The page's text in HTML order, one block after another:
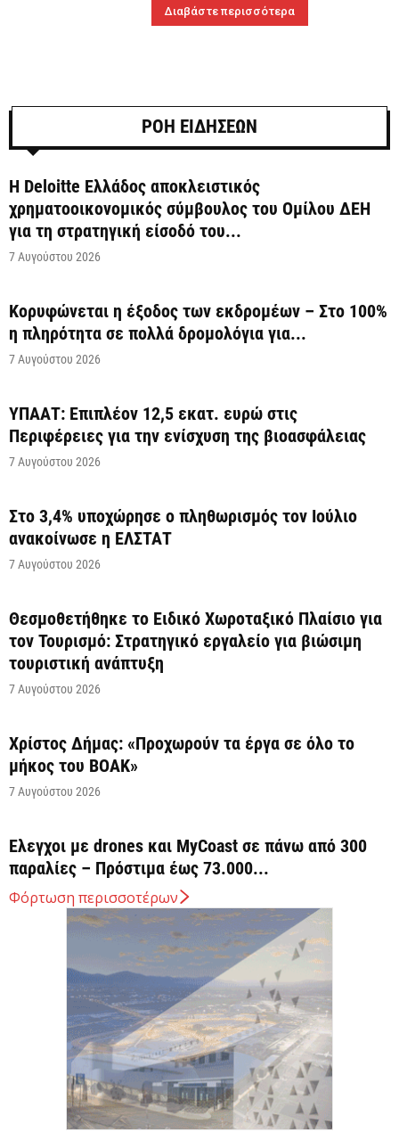
Διαβάστε περισσότερα
ΡΟΗ ΕΙΔΗΣΕΩΝ
Η Deloitte Ελλάδος αποκλειστικός
χρηματοοικονομικός σύμβουλος του Ομίλου ΔΕΗ
για τη στρατηγική είσοδό του...
7 Αυγούστου 2026
Κορυφώνεται η έξοδος των εκδρομέων – Στο 100%
η πληρότητα σε πολλά δρομολόγια για...
7 Αυγούστου 2026
ΥΠΑΑΤ: Επιπλέον 12,5 εκατ. ευρώ στις
Περιφέρειες για την ενίσχυση της βιοασφάλειας
7 Αυγούστου 2026
Στο 3,4% υποχώρησε ο πληθωρισμός τον Ιούλιο
ανακοίνωσε η ΕΛΣΤΑΤ
7 Αυγούστου 2026
Θεσμοθετήθηκε το Ειδικό Χωροταξικό Πλαίσιο για
τον Τουρισμό: Στρατηγικό εργαλείο για βιώσιμη
τουριστική ανάπτυξη
7 Αυγούστου 2026
Χρίστος Δήμας: «Προχωρούν τα έργα σε όλο το
μήκος του ΒΟΑΚ»
7 Αυγούστου 2026
Έλεγχοι με drones και MyCoast σε πάνω από 300
παραλίες – Πρόστιμα έως 73.000...
7 Αυγούστου 2026
Η Ελλάδα στις κορυφαίες επιλογές των Ευρωπαίων
ταξιδιωτών, σύμφωνα με έρευνα του ΕΟΤ
7 Αυγούστου 2026
ΣΤΑΣΥ: 29,4 χλμ. νέων σιδηροτροχιών στο Μετρό
της Αθήνας – Στο τελικό στάδιο το...
7 Αυγούστου 2026
Φόρτωση περισσοτέρων